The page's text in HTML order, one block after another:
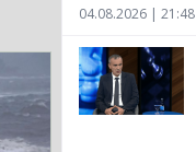
04.08.2026 | 21:48